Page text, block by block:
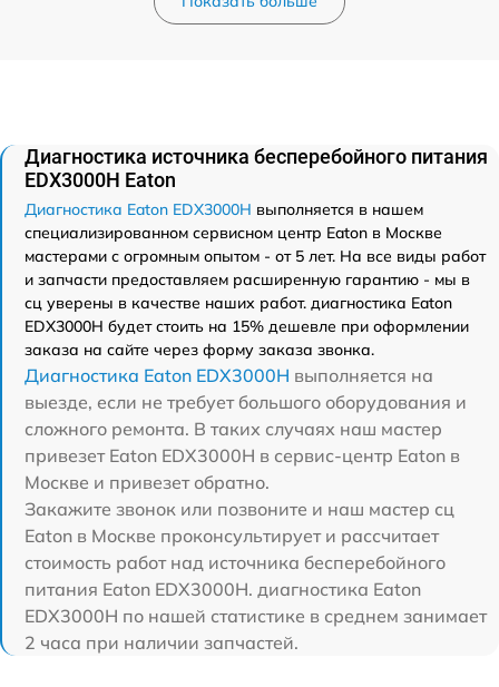
Диагностика источника бесперебойного питания
EDX3000H Eaton
Диагностика Eaton EDX3000H выполняется в нашем
специализированном сервисном центр Eaton в Москве
мастерами с огромным опытом - от 5 лет. На все виды работ
и запчасти предоставляем расширенную гарантию - мы в
сц уверены в качестве наших работ. диагностика Eaton
EDX3000H будет стоить на 15% дешевле при оформлении
заказа на сайте через форму заказа звонка.
Диагностика Eaton EDX3000H выполняется на
выезде, если не требует большого оборудования и
сложного ремонта. В таких случаях наш мастер
привезет Eaton EDX3000H в сервис-центр Eaton в
Москве и привезет обратно.
Закажите звонок или позвоните и наш мастер сц
Eaton в Москве проконсультирует и рассчитает
стоимость работ над источника бесперебойного
питания Eaton EDX3000H. диагностика Eaton
EDX3000H по нашей статистике в среднем занимает
2 часа при наличии запчастей.